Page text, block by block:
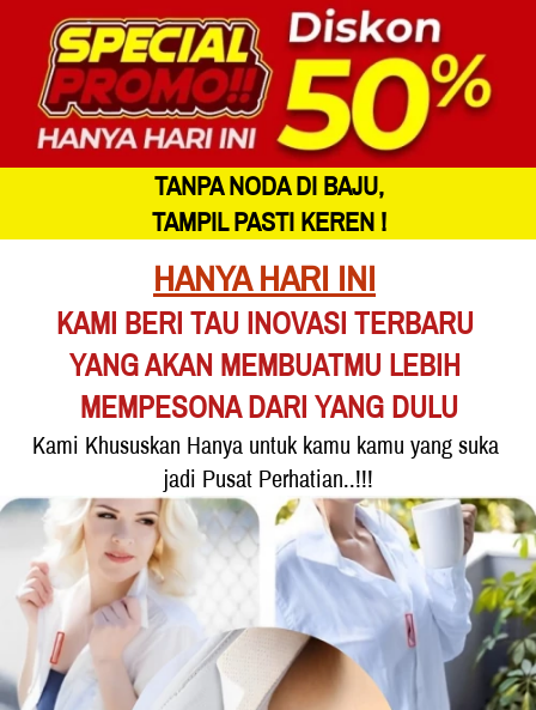
TANPA NODA DI BAJU,
TAMPIL PASTI KEREN !
HANYA HARI INI
KAMI BERI TAU INOVASI TERBARU
YANG AKAN MEMBUATMU LEBIH
MEMPESONA DARI YANG DULU
Kami Khususkan Hanya untuk kamu kamu yang suka
jadi Pusat Perhatian..!!!